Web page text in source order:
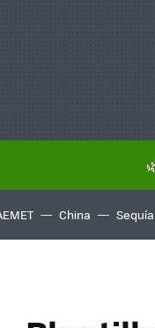
China Sequía